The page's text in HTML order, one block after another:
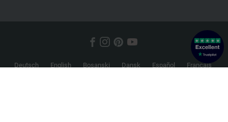
Deutsch English Bosanski Dansk Español
Français